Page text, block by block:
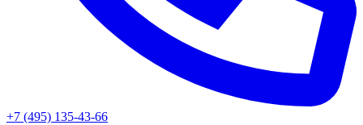
+7 (495) 135-43-66